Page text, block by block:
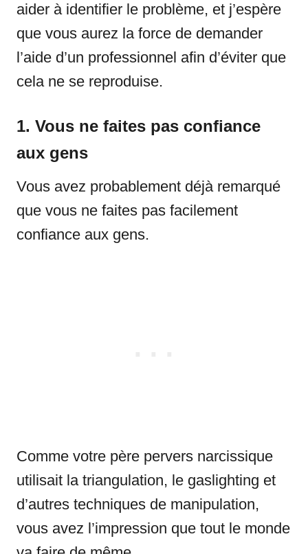
aider à identifier le problème, et j’espère
que vous aurez la force de demander
l’aide d’un professionnel afin d’éviter que
cela ne se reproduise.
1. Vous ne faites pas confiance
aux gens
Vous avez probablement déjà remarqué
que vous ne faites pas facilement
confiance aux gens.
Comme votre père pervers narcissique
utilisait la triangulation, le gaslighting et
d’autres techniques de manipulation,
vous avez l’impression que tout le monde